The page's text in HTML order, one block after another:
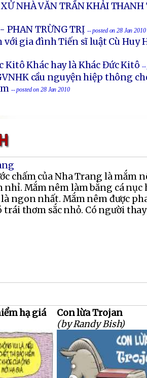
NHÀ VĂN TRẦN KHẢI THANH
PHAN TRỪNG TRỊ -- posted on 28 Jan 2010
với gia đình Tiến sĩ luật Cù Huy
Kitô Khác hay là Khác Đức Kitô --
cầu nguyện hiệp thông
-- posted on 28 Jan 2010
chấm của Nha Trang là mắm
nhỉ. Mắm nêm làm bằng cá nục
ngon nhất. Mắm nêm được
trái thơm sắc nhỏ. Có người
hạ giá
Con lừa Trojan
(by Randy Bish)